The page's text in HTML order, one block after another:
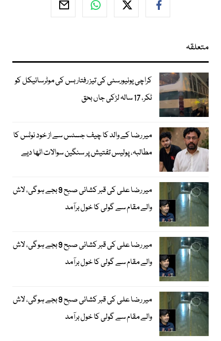
متعلقہ
کراچی یونیورسٹی کی تیز رفتار بس کی موٹرسائیکل کو
ٹکر، 17 سالہ لڑکی جاں بحق
میر رضا کے والد کا چیف جسٹس سے از خود نوٹس کا
مطالبہ، پولیس تفتیش پر سنگین سوالات اٹھا دیے
میر رضا علی کی قبر کشائی صبح 9 بجے ہوگی، لاش
والے مقام سے گولی کا خول برآمد
میر رضا علی کی قبر کشائی صبح 9 بجے ہوگی، لاش
والے مقام سے گولی کا خول برآمد
میر رضا علی کی قبر کشائی صبح 9 بجے ہوگی، لاش
والے مقام سے گولی کا خول برآمد